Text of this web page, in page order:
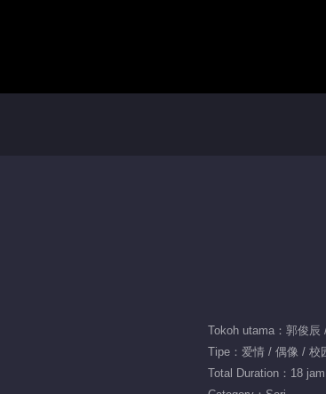
Tokoh utama：郭俊
Tipe：爱情 / 偶像 / 校
Total Duration：18